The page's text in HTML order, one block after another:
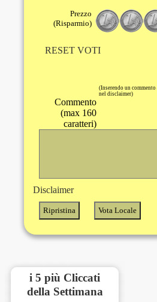
Prezzo
(Risparmio)
RESET VOTI
(Inserendo un
nel disclaimer)
Commento
(max 160
caratteri)
Disclaimer
i 5 più Cliccati
della Settimana